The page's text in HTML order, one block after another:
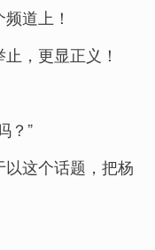
道上！
，更显正义！
？”
这个话题，把杨